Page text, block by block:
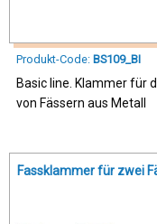
Produkt-Code: BS109_BI
Basic line. Klammer für
von Fässern aus Metall
Fassklammer für zwei